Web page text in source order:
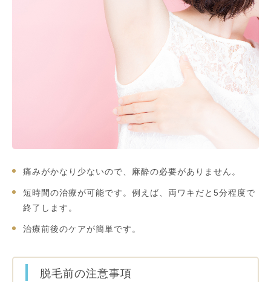
痛みがかなり少ないので、麻酔の必要がありません。
短時間の治療が可能です。例えば、両ワキだと5分程度で
終了します。
治療前後のケアが簡単です。
脱毛前の注意事項